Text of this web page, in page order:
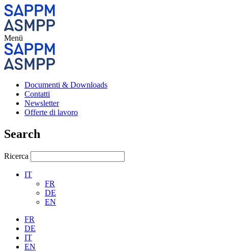
Menü
Documenti & Downloads
Contatti
Newsletter
Offerte di lavoro
Search
Ricerca
IT
FR
DE
EN
FR
DE
IT
EN